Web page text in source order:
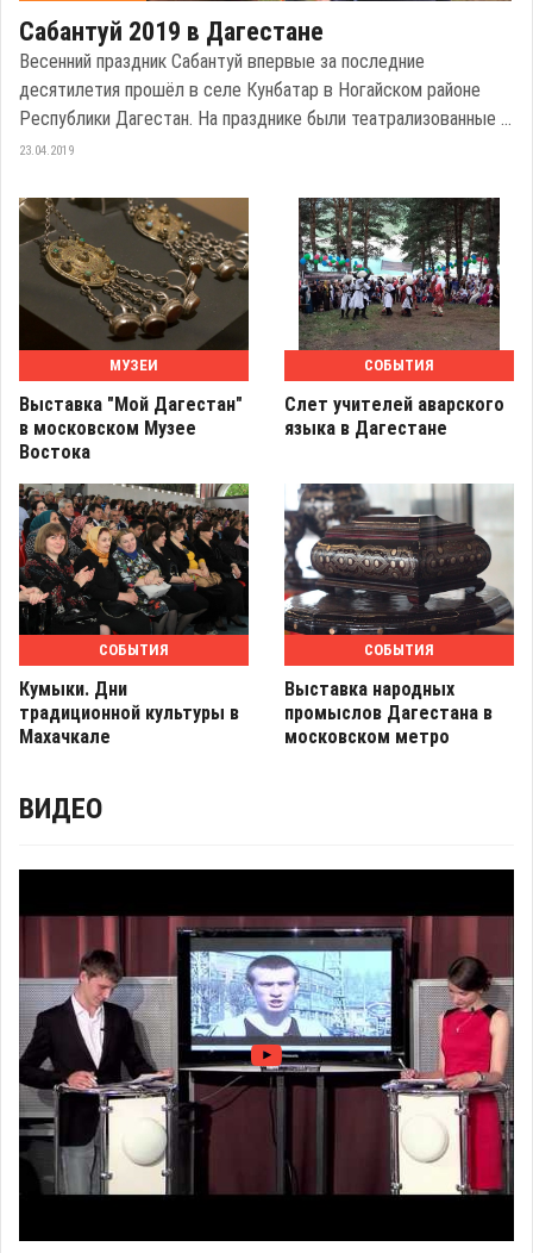
Сабантуй 2019 в Дагестане
Весенний праздник Сабантуй впервые за последние
десятилетия прошёл в селе Кунбатар в Ногайском районе
Республики Дагестан. На празднике были театрализованные ...
23.04.2019
МУЗЕИ
Выставка "Мой Дагестан"
в московском Музее
Востока
СОБЫТИЯ
Слет учителей аварского
языка в Дагестане
СОБЫТИЯ
Кумыки. Дни
традиционной культуры в
Махачкале
СОБЫТИЯ
Выставка народных
промыслов Дагестана в
московском метро
ВИДЕО